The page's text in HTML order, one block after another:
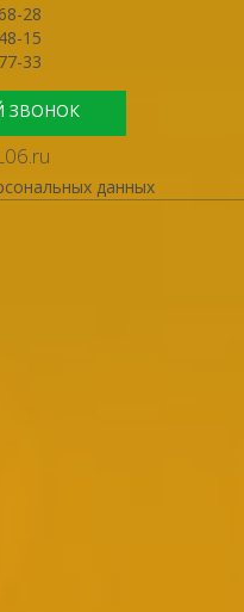
28
15
33
ЗВОНОК
данных